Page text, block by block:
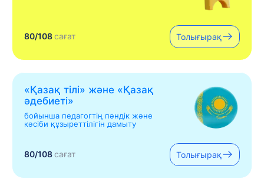
80/108сағат Толығырақ
«Қазақ тілі» жəне «Қазақ
əдебиеті»
бойынша педагогтің пәндік және
кәсіби құзыреттілігін дамыту
80/108сағат Толығырақ